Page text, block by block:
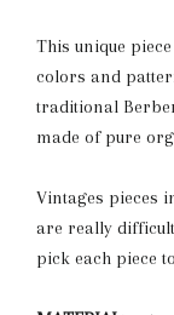
This unique
colors and
traditional
made of pure
Vintages pieces
are really
pick each piece